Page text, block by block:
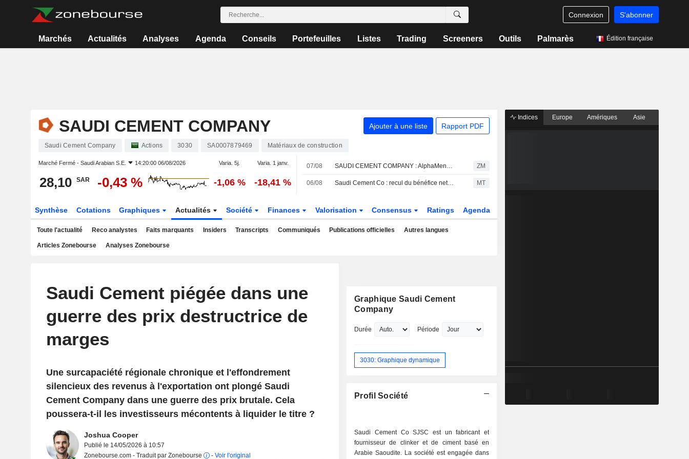
Connexion S'abonner
Marchés Actualités Analyses Agenda Conseils Portefeuilles Listes Trading Screeners Outils Palmarès Édition française
SAUDI CEMENT COMPANY Ajouter à une liste Rapport PDF
Saudi Cement Company Actions 3030 SA0007879469 Matériaux de construction
Marché Fermé - Saudi Arabian S.E. 14:20:00 06/08/2026 Varia. 5j. Varia. 1 janv.
28,10 SAR -0,43 % -1,06 % -18,41 %
07/08 SAUDI CEMENT COMPANY : AlphaMena réitère son opinion positive sur le titre ZM
06/08 Saudi Cement Co : recul du bénéfice net et du chiffre d'affaires au premier semestre MT
Synthèse Cotations Graphiques Actualités Société Finances Valorisation Consensus Ratings Agenda
Toute l'actualité Reco analystes Faits marquants Insiders Transcripts Communiqués Publications officielles Autres langues
Articles Zonebourse Analyses Zonebourse
Saudi Cement piégée dans une
guerre des prix destructrice de
marges
Une surcapaciété régionale chronique et l'effondrement
silencieux des revenus à l'exportation ont plongé Saudi
Cement Company dans une guerre des prix brutale. Cela
poussera-t-il les investisseurs mécontents à liquider le titre ?
Joshua Cooper
Publié le 14/05/2026 à 10:57
Zonebourse.com - Traduit par Zonebourse
- Voir l'original
Graphique Saudi Cement
Company
Durée Période
3030: Graphique dynamique
Profil Société
Saudi Cement Co SJSC est un fabricant et
fournisseur de clinker et de ciment basé en
Arabie Saoudite. La société est engagée dans
Indices Europe Amériques Asie